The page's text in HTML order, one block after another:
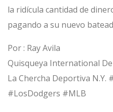
la ridícula cantidad de
pagando a su nuevo
Por : Ray Avila
Quisqueya International
La Chercha Deportiva N.Y.
#LosDodgers #MLB